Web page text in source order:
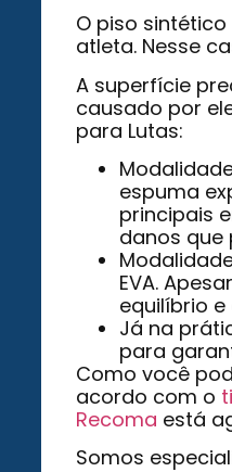
O piso
atleta. Nesse
A superfície
causado por
para Lutas:
espuma
principais
danos que
EVA.
equilíbrio
Já na
para
Como você
acordo com o
Recoma está
Somos